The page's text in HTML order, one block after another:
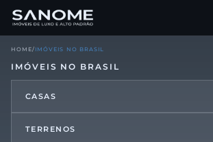
HOME/ IMÓVEIS NO BRASIL
IMÓVEIS NO BRASIL
CASAS
TERRENOS